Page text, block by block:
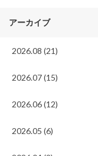
アーカイブ
2026.08 (21)
2026.07 (15)
2026.06 (12)
2026.05 (6)